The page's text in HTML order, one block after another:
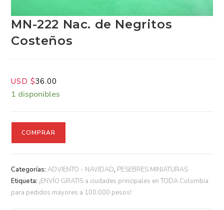
MN-222 Nac. de Negritos
Costeños
USD $36.00
1 disponibles
Categorías: ADVIENTO - NAVIDAD PESEBRES MINIATURAS
Etiqueta:
¡ENVÍO GRATIS a ciudades principales en TODA
Colombia para pedidos mayores a 100.000 pesos!